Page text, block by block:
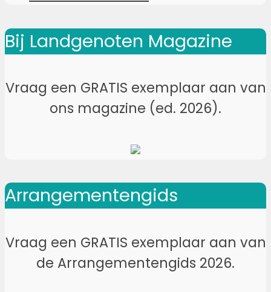
Bij Landgenoten Magazine
Vraag een GRATIS exemplaar aan van
ons magazine (ed. 2026).
Arrangementengids
Vraag een GRATIS exemplaar aan van
de Arrangementengids 2026.